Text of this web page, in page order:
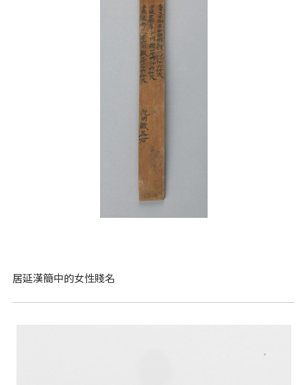
居延漢簡中的女性賤名